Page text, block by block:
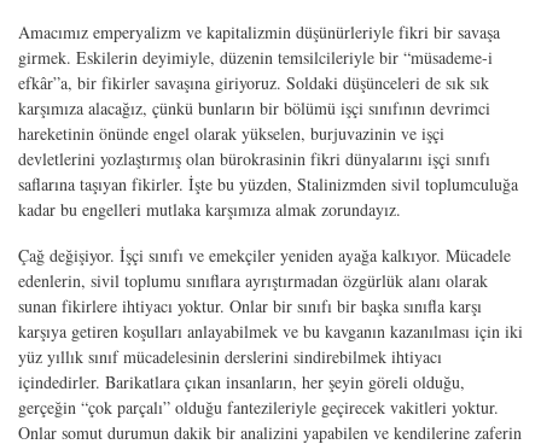
Amacımız emperyalizm ve kapitalizmin düşünürleriyle fikri bir savaşa
girmek. Eskilerin deyimiyle, düzenin temsilcileriyle bir “müsademe-i
efkâr”a, bir fikirler savaşına giriyoruz. Soldaki düşünceleri de sık sık
karşımıza alacağız, çünkü bunların bir bölümü işçi sınıfının devrimci
hareketinin önünde engel olarak yükselen, burjuvazinin ve işçi
devletlerini yozlaştırmış olan bürokrasinin fikri dünyalarını işçi sınıfı
saflarına taşıyan fikirler. İşte bu yüzden, Stalinizmden sivil toplumculuğa
kadar bu engelleri mutlaka karşımıza almak zorundayız.
Çağ değişiyor. İşçi sınıfı ve emekçiler yeniden ayağa kalkıyor. Mücadele
edenlerin, sivil toplumu sınıflara ayrıştırmadan özgürlük alanı olarak
sunan fikirlere ihtiyacı yoktur. Onlar bir sınıfı bir başka sınıfla karşı
karşıya getiren koşulları anlayabilmek ve bu kavganın kazanılması için iki
yüz yıllık sınıf mücadelesinin derslerini sindirebilmek ihtiyacı
içindedirler. Barikatlara çıkan insanların, her şeyin göreli olduğu,
gerçeğin “çok parçalı” olduğu fantezileriyle geçirecek vakitleri yoktur.
Onlar somut durumun dakik bir analizini yapabilen ve kendilerine zaferin